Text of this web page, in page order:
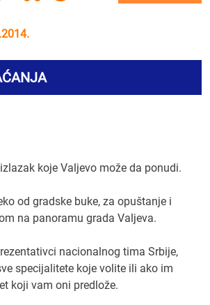
koje Valjevo može da ponudi.
od gradske buke, za opuštanje i
na panoramu grada Valjeva.
nacionalnog tima Srbije,
specijalitete koje volite ili ako im
koji vam oni predlože.